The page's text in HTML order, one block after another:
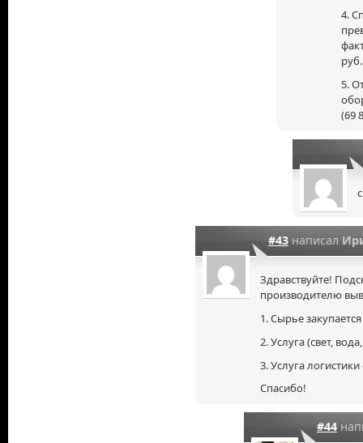
4.
5.
(69
#43написал
Здравствуйте!
производителю
1. Сырье
2. Услуга (свет,
3. Услуга
Спасибо!
#44